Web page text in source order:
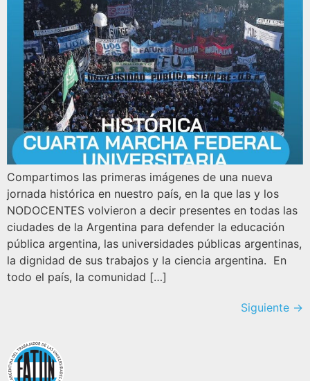
Compartimos las primeras imágenes de una nueva
jornada histórica en nuestro país, en la que las y los
NODOCENTES volvieron a decir presentes en todas las
ciudades de la Argentina para defender la educación
pública argentina, las universidades públicas argentinas,
la dignidad de sus trabajos y la ciencia argentina. En
todo el país, la comunidad […]
Siguiente →